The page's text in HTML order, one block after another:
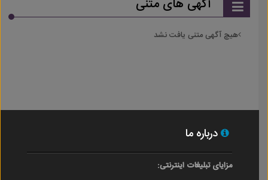
آگهی های متنی
هیچ آگهی متنی یافت نشد
درباره ما
مزایای تبلیغات اینترنتی: